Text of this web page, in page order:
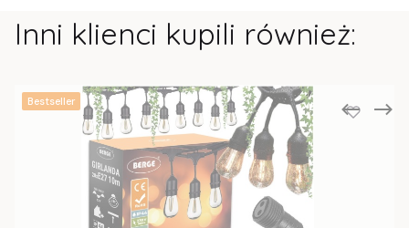
Inni klienci kupili również:
Bestseller